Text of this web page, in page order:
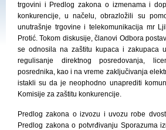
trgovini i Predlog zakona o izmenama i
konkurencije, u načelu, obrazložili su p
unutrašnje trgovine i telekomunikacija mr
Protić. Tokom diskusije, članovi Odbora
se odnosila na zaštitu kupaca i zakupaca
regulisanje direktnog posredovanja,
posrednika, kao i na vreme zaključivanja
istakli su da je neophodno unaprediti
Komisije za zaštitu konkurencije.
Predlog zakona o izvozu i uvozu robe
Predlog zakona o potvrđivanju Sporazuma